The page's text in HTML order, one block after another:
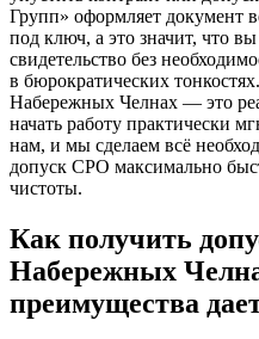
Групп» оформляет документ
под ключ, а это значит, что
свидетельство без
в бюрократических
Набережных Челнах — это
начать работу практически
нам, и мы сделаем всё
допуск СРО максимально
чистоты.
Как получить
Набережных
преимущества